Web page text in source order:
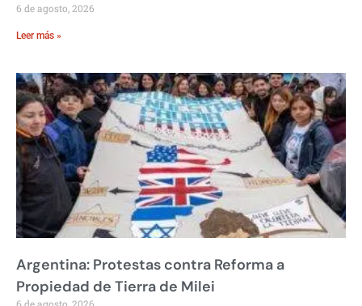
6 de agosto, 2026
Leer más »
Argentina: Protestas contra Reforma a
Propiedad de Tierra de Milei